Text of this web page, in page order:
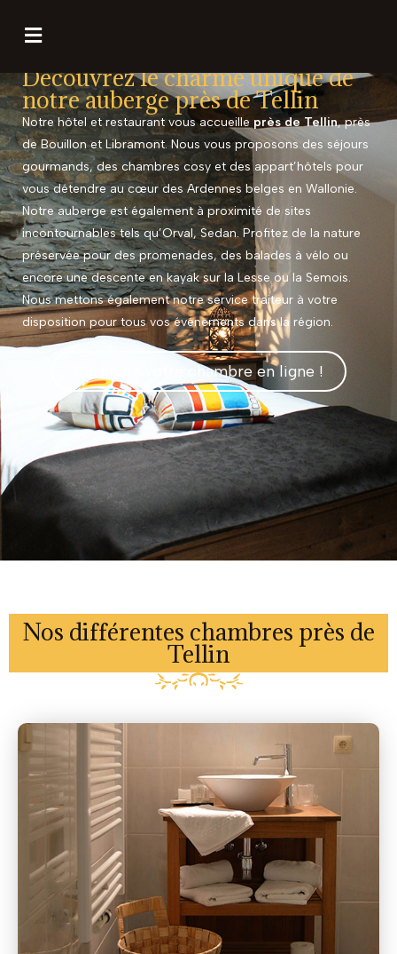
Découvrez le charme unique de
notre auberge près de Tellin
Notre hôtel et restaurant vous accueille près de Tellin, près
de Bouillon et Libramont. Nous vous proposons des séjours
gourmands, des chambres cosy et des appart’hôtels pour
vous détendre au cœur des Ardennes belges en Wallonie.
Notre auberge est également à proximité de sites
incontournables tels qu’Orval, Sedan. Profitez de la nature
préservée pour des promenades, des balades à vélo ou
encore une descente en kayak sur la Lesse ou la Semois.
Nous mettons également notre service traiteur à votre
disposition pour tous vos événements dans la région.
Réservez votre chambre en ligne !
Nos différentes chambres près de
Tellin